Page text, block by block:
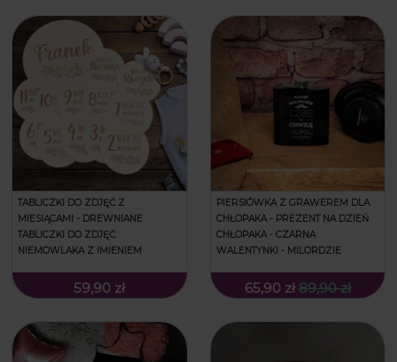
TABLICZKI DO ZDJĘĆ Z
MIESIĄCAMI - DREWNIANE
TABLICZKI DO ZDJĘĆ
NIEMOWLAKA Z IMIENIEM
59,90 zł
PIERSIÓWKA Z GRAWEREM DLA
CHŁOPAKA - PREZENT NA DZIEŃ
CHŁOPAKA - CZARNA
WALENTYNKI - MILORDZIE
65,90 zł 89,90 zł